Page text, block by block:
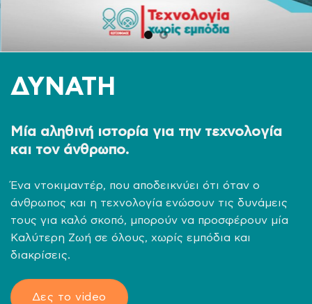
ΔΥΝΑΤΗ
Μία αληθινή ιστορία για την τεχνολογία
και τον άνθρωπο.
Ένα ντοκιμαντέρ, που αποδεικνύει ότι όταν ο
άνθρωπος και η τεχνολογία ενώσουν τις δυνάμεις
τους για καλό σκοπό, μπορούν να προσφέρουν μία
Καλύτερη Ζωή σε όλους, χωρίς εμπόδια και
διακρίσεις.
Δες το video